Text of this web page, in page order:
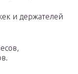
и держателей